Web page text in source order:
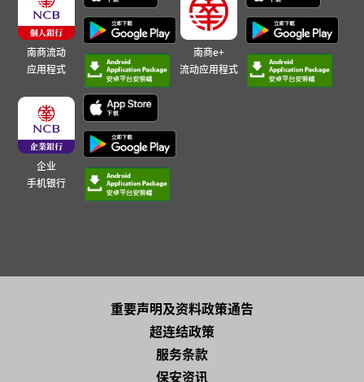
南商流动
应用程式
南商e+
流动应用程式
企业
手机银行
重要声明及资料政策通告
超连结政策
服务条款
保安资讯